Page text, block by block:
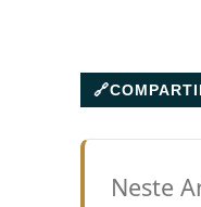
🔗
Neste